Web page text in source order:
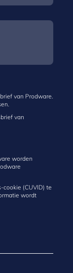
van Prodware.
van
worden
cookie (CUVID) te
wordt